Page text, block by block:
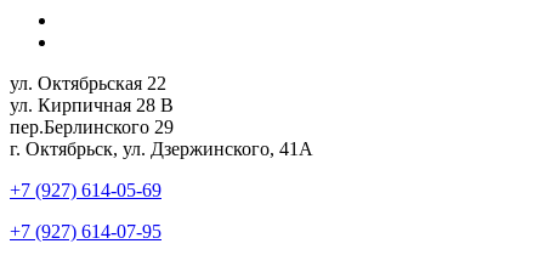
ул. Октябрьская 22
ул. Кирпичная 28 В
пер.Берлинского 29
г. Октябрьск, ул. Дзержинского, 41А
+7 (927) 614-05-69
+7 (927) 614-07-95